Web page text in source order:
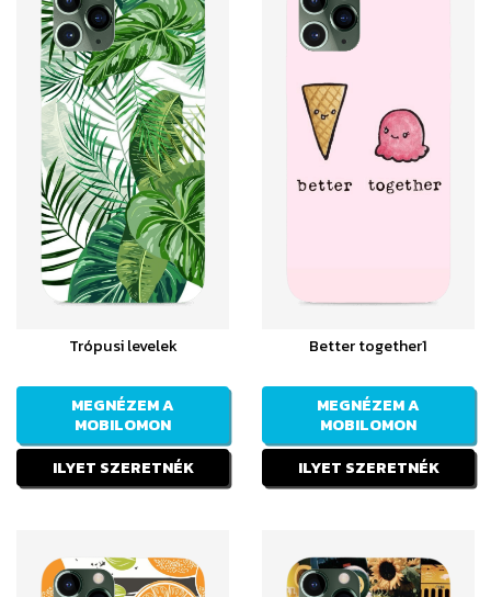
Trópusi levelek
MEGNÉZEM A
MOBILOMON
ILYET SZERETNÉK
Better together1
MEGNÉZEM A
MOBILOMON
ILYET SZERETNÉK